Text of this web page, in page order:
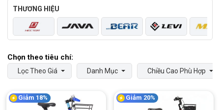
THƯƠNG HIỆU
Lọc Theo Giá Danh Mục Chiều Cao Phù Hợp
Giảm 18% Giảm 20%